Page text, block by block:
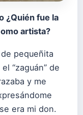
¿Quién fue la
artista?
pequeñita
“zaguán” de
y me
era mi don.